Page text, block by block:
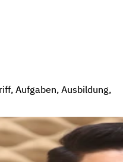
Aufgaben, Ausbildung,